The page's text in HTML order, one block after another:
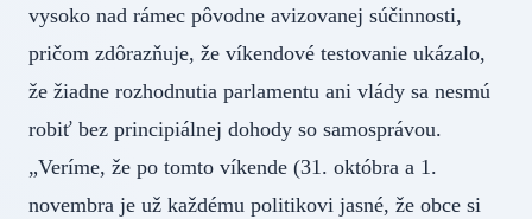
vysoko nad rámec pôvodne avizovanej súčinnosti,
pričom zdôrazňuje, že víkendové testovanie ukázalo,
že žiadne rozhodnutia parlamentu ani vlády sa nesmú
robiť bez principiálnej dohody so samosprávou.
„Veríme, že po tomto víkende (31. októbra a 1.
novembra je už každému politikovi jasné, že obce si